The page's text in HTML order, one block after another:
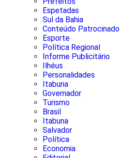
Espetadas
Sul da Bahia
Conteúdo Patrocinado
Esporte
Política Regional
Informe Publicitário
Ilhéus
Personalidades
Itabuna
Governador
Turismo
Brasil
Itabuna
Salvador
Política
Economia